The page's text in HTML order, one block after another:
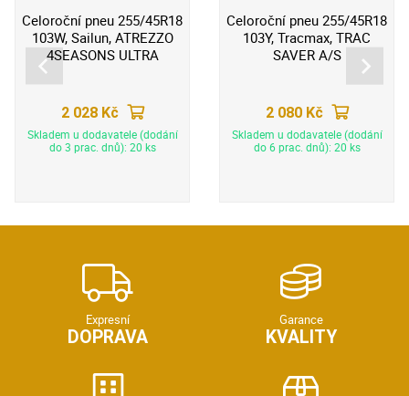
Celoroční pneu 255/45R18
103W, Sailun, ATREZZO
4SEASONS ULTRA
2 028 Kč
Skladem u dodavatele (dodání
do 3 prac. dnů): 20 ks
Celoroční pneu 255/45R18
103Y, Tracmax, TRAC
SAVER A/S
2 080 Kč
Skladem u dodavatele (dodání
do 6 prac. dnů): 20 ks
Expresní
DOPRAVA
Garance
KVALITY